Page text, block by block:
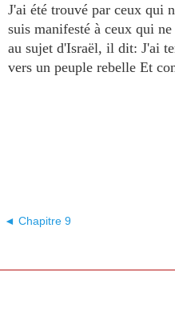
J'ai été trouvé par ceux qui
suis manifesté à ceux qui
au sujet d'Israël, il dit: J'ai
vers un peuple rebelle Et
◄ Chapitre 9